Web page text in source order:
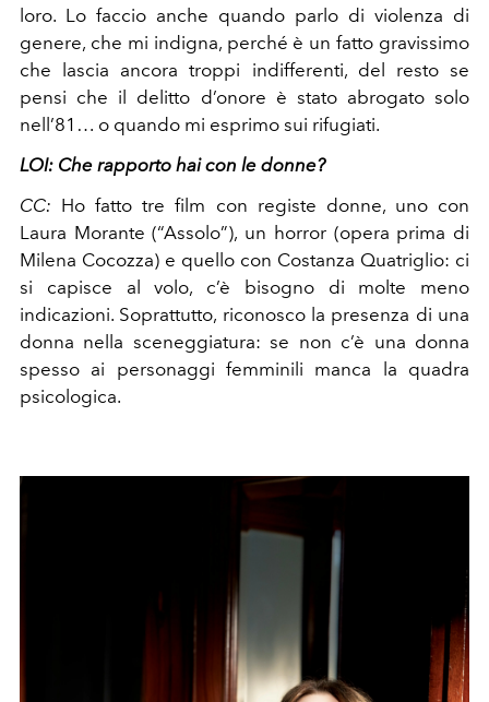
loro. Lo faccio anche quando parlo di violenza di
genere, che mi indigna, perché è un fatto gravissimo
che lascia ancora troppi indifferenti, del resto se
pensi che il delitto d’onore è stato abrogato solo
nell’81… o quando mi esprimo sui rifugiati.
LOI: Che rapporto hai con le donne?
CC: Ho fatto tre film con registe donne, uno con
Laura Morante (“Assolo”), un horror (opera prima di
Milena Cocozza) e quello con Costanza Quatriglio: ci
si capisce al volo, c’è bisogno di molte meno
indicazioni. Soprattutto, riconosco la presenza di una
donna nella sceneggiatura: se non c’è una donna
spesso ai personaggi femminili manca la quadra
psicologica.